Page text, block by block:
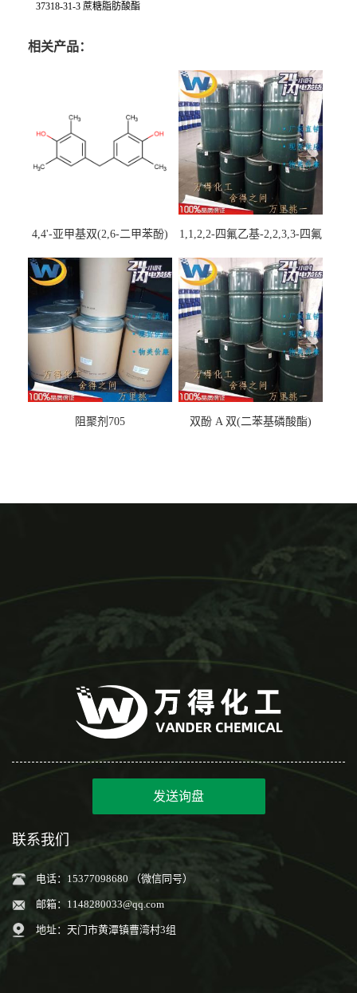
37318-31-3 蔗糖脂肪酸酯
相关产品：
4,4'-亚甲基双(2,6-二甲苯酚)
1,1,2,2-四氟乙基-2,2,3,3-四氟
阻聚剂705 双酚 A 双(二苯基磷酸酯)
发送询盘
联系我们
电话：15377098680 （微信同号）
邮箱： 1148280033@qq.com
地址：天门市黄潭镇曹湾村3组